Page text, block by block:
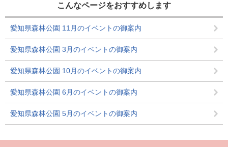
こんなページをおすすめします
愛知県森林公園 11月のイベントの御案内
愛知県森林公園 3月のイベントの御案内
愛知県森林公園 10月のイベントの御案内
愛知県森林公園 6月のイベントの御案内
愛知県森林公園 5月のイベントの御案内